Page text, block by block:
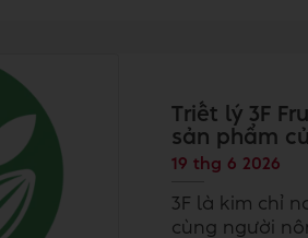
Triết lý 3F
sản phẩm
19 thg 6 2026
3F là kim chỉ
cùng người